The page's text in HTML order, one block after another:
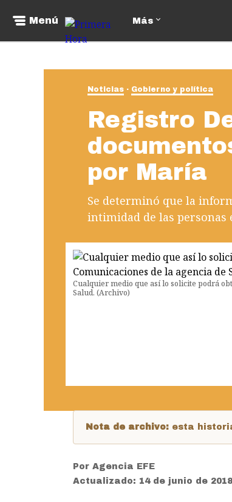
Menú Más
Noticias Gobierno y política
Registro
por María
Se determinó que la
intimidad de las personas
Cualquier medio que así lo solicite podrá
Salud. (Archivo)
Nota de archivo: esta
Por Agencia EFE
Actualizado: 14 de junio de